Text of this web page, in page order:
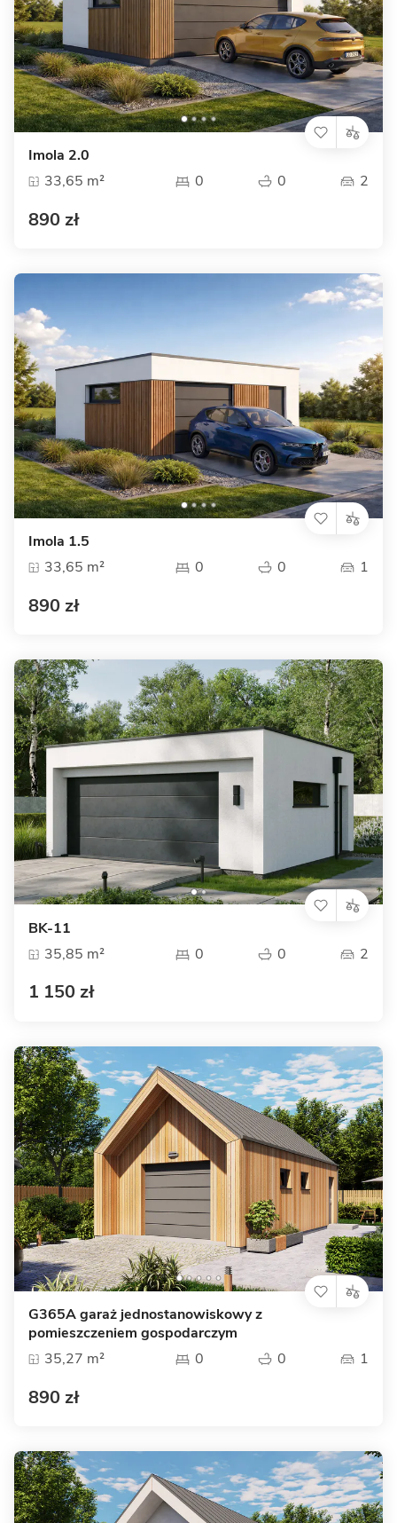
Imola 2.0
33,65 m²
0 0 2
890 zł
Imola 1.5
33,65 m²
0 0 1
890 zł
BK-11
35,85 m²
0 0 2
1 150 zł
G365A garaż jednostanowiskowy z
pomieszczeniem gospodarczym
35,27 m²
0 0 1
890 zł